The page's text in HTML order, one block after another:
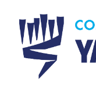
content